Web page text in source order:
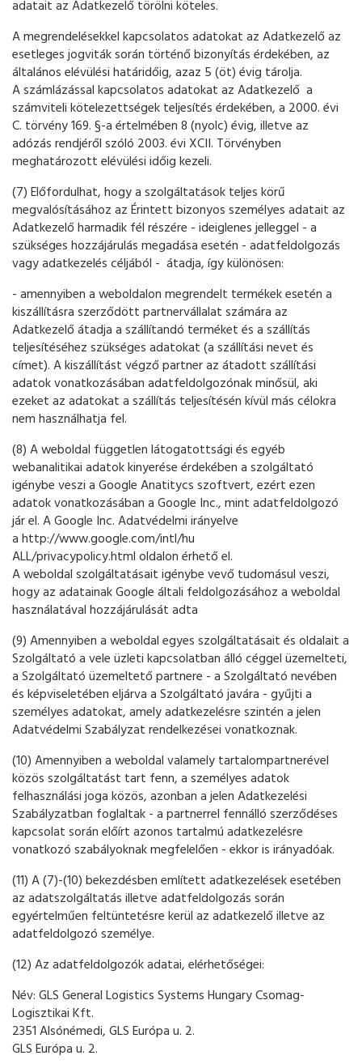
adatait az Adatkezelő törölni köteles.
A megrendelésekkel kapcsolatos adatokat az Adatkezelő az
esetleges jogviták során történő bizonyítás érdekében, az
általános elévülési határidőig, azaz 5 (öt) évig tárolja.
A számlázással kapcsolatos adatokat az Adatkezelő a
számviteli kötelezettségek teljesítés érdekében, a 2000. évi
C. törvény 169. §-a értelmében 8 (nyolc) évig, illetve az
adózás rendjéről szóló 2003. évi XCII. Törvényben
meghatározott elévülési időig kezeli.
(7) Előfordulhat, hogy a szolgáltatások teljes körű
megvalósításához az Érintett bizonyos személyes adatait az
Adatkezelő harmadik fél részére - ideiglenes jelleggel - a
szükséges hozzájárulás megadása esetén - adatfeldolgozás
vagy adatkezelés céljából - átadja, így különösen:
- amennyiben a weboldalon megrendelt termékek esetén a
kiszállításra szerződött partnervállalat számára az
Adatkezelő átadja a szállítandó terméket és a szállítás
teljesítéséhez szükséges adatokat (a szállítási nevet és
címet). A kiszállítást végző partner az átadott szállítási
adatok vonatkozásában adatfeldolgozónak minősül, aki
ezeket az adatokat a szállítás teljesítésén kívül más célokra
nem használhatja fel.
(8) A weboldal független látogatottsági és egyéb
webanalitikai adatok kinyerése érdekében a szolgáltató
igénybe veszi a Google Anatitycs szoftvert, ezért ezen
adatok vonatkozásában a Google Inc., mint adatfeldolgozó
jár el. A Google Inc. Adatvédelmi irányelve
a http://www.google.com/intl/hu
ALL/privacypolicy.html oldalon érhető el.
A weboldal szolgáltatásait igénybe vevő tudomásul veszi,
hogy az adatainak Google általi feldolgozásához a weboldal
használatával hozzájárulását adta
(9) Amennyiben a weboldal egyes szolgáltatásait és oldalait a
Szolgáltató a vele üzleti kapcsolatban álló céggel üzemelteti,
a Szolgáltató üzemeltető partnere - a Szolgáltató nevében
és képviseletében eljárva a Szolgáltató javára - gyűjti a
személyes adatokat, amely adatkezelésre szintén a jelen
Adatvédelmi Szabályzat rendelkezései vonatkoznak.
(10) Amennyiben a weboldal valamely tartalompartnerével
közös szolgáltatást tart fenn, a személyes adatok
felhasználási joga közös, azonban a jelen Adatkezelési
Szabályzatban foglaltak - a partnerrel fennálló szerződéses
kapcsolat során előírt azonos tartalmú adatkezelésre
vonatkozó szabályoknak megfelelően - ekkor is irányadóak.
(11) A (7)-(10) bekezdésben említett adatkezelések esetében
az adatszolgáltatás illetve adatfeldolgozás során
egyértelműen feltüntetésre kerül az adatkezelő illetve az
adatfeldolgozó személye.
(12) Az adatfeldolgozók adatai, elérhetőségei:
Név: GLS General Logistics Systems Hungary Csomag-
Logisztikai Kft.
2351 Alsónémedi, GLS Európa u. 2.
GLS Európa u. 2.